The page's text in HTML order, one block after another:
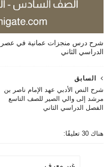
شرح درس منجزات عمانية في عصر
الدراسي الثاني
السابق
شرح النص الأدبي عهد الإمام ناصر بن
مرشد إلى والي الصير للصف التاسع
الفصل الدراسي الثاني
هناك 30 تعليقًا: